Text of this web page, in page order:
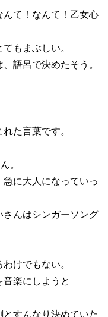
て！なんて！乙女心
もまぶしい。
語呂で決めたそう。
た言葉です。
。
に大人になっていっ
んはシンガーソング
けでもない。
楽にしようと
すんなり決めていた